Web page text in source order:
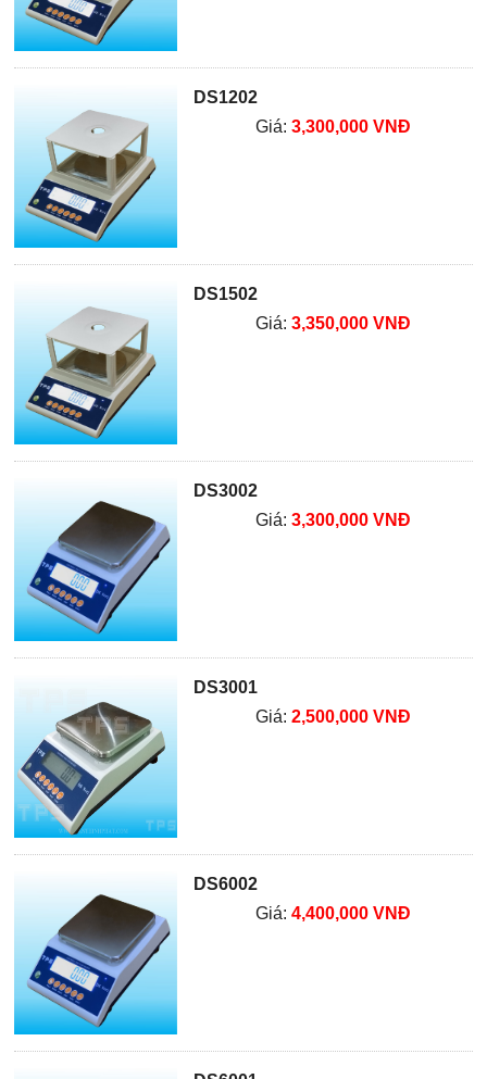
DS1202
Giá: 3,300,000 VNĐ
DS1502
Giá: 3,350,000 VNĐ
DS3002
Giá: 3,300,000 VNĐ
DS3001
Giá: 2,500,000 VNĐ
DS6002
Giá: 4,400,000 VNĐ